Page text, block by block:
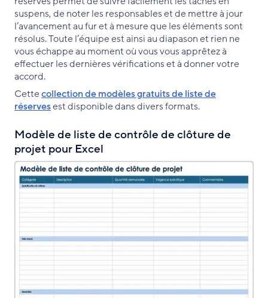
suspens, de noter les responsables et de mettre à jour
l’avancement au fur et à mesure que les éléments sont
résolus. Toute l’équipe est ainsi au diapason et rien ne
vous échappe au moment où vous vous apprêtez à
effectuer les dernières vérifications et à donner votre
accord.
Cettecollection de modèles gratuits de liste de
réservesest disponible dans divers formats.
Modèle de liste de contrôle de clôture de
projet pour Excel